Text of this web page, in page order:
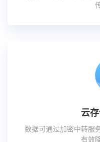
云
数据可通过加密中转服
有效